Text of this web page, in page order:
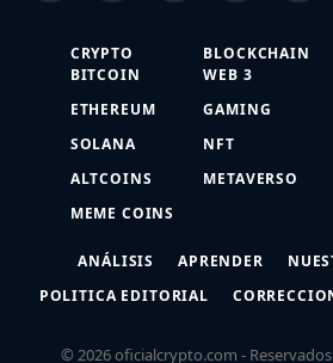
(Twitter)
CRYPTO
BITCOIN
ETHEREUM
SOLANA
ALTCOINS
MEME COINS
BLOCKCHAIN
WEB 3
GAMING
NFT
METAVERSO
ANÁLISIS APRENDER
POLITICA EDITORIAL
© 2026 oficialcrypto.com -